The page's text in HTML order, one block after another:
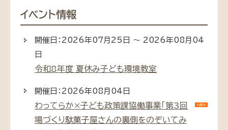
イベント情報
開催日：2026年07月25日 ～ 2026年08月04
日
令和8年度 夏休み子ども環境教室
開催日：2026年08月04日
わってらか×子ども政策課協働事業「第3回
場づくり駄菓子屋さんの裏側をのぞいてみ